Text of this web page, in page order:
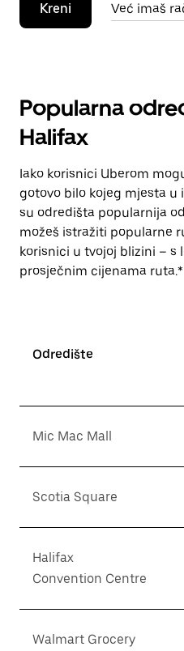
Kreni Već imaš
Popularna
Halifax
Iako korisnici Uberom
gotovo bilo kojeg mjesta u
su odredišta popularnija
možeš istražiti popularne
korisnici u tvojoj blizini – s
prosječnim cijenama ruta.*
Odredište
Mic Mac Mall
Scotia Square
Halifax
Convention Centre
Walmart Grocery